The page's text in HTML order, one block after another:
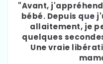
"Avant,
bébé. Depuis que
allaitement, je
quelques
Une vraie